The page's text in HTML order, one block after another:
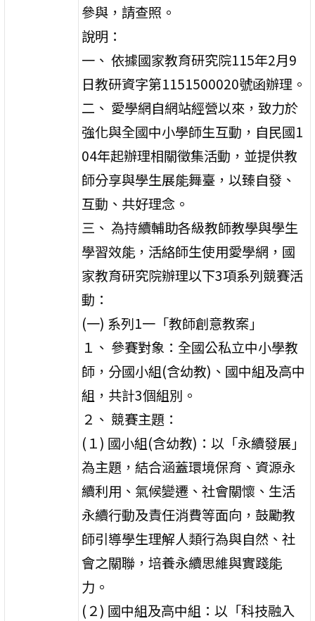
參與，請查照。
說明：
一、 依據國家教育研究院115年2月9
日教研資字第1151500020號函辦理。
二、 愛學網自網站經營以來，致力於
強化與全國中小學師生互動，自民國1
04年起辦理相關徵集活動，並提供教
師分享與學生展能舞臺，以臻自發、
互動、共好理念。
三、 為持續輔助各級教師教學與學生
學習效能，活絡師生使用愛學網，國
家教育研究院辦理以下3項系列競賽活
動：
(一) 系列1一「教師創意教案」
１、 參賽對象：全國公私立中小學教
師，分國小組(含幼教)、國中組及高中
組，共計3個組別。
２、 競賽主題：
(１) 國小組(含幼教)：以「永續發展」
為主題，結合涵蓋環境保育、資源永
續利用、氣候變遷、社會關懷、生活
永續行動及責任消費等面向，鼓勵教
師引導學生理解人類行為與自然、社
會之關聯，培養永續思維與實踐能
力。
(２) 國中組及高中組：以「科技融入